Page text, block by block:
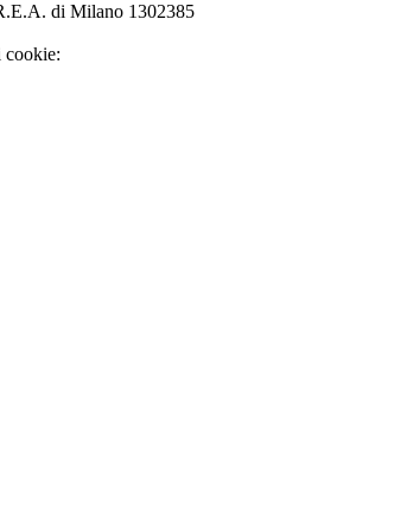
di Milano 1302385
cookie: